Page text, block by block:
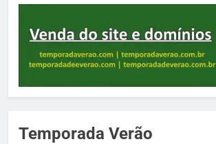
Temporada Verão